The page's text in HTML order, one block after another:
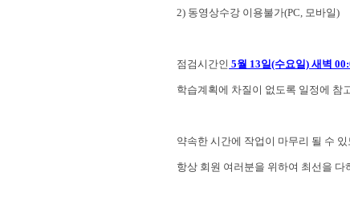
2) 동영상수강 이용불가(PC, 모바일)
점검시간인 5월 13일(수요일) 새벽
학습계획에 차질이 없도록 일정에 참
약속한 시간에 작업이 마무리 될 수
항상 회원 여러분을 위하여 최선을